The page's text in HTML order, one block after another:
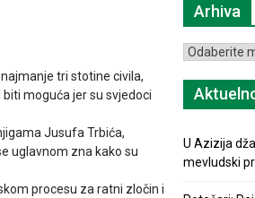
tri stotine civila,
moguća jer su svjedoci
Jusufa Trbića,
uglavnom zna kako su
procesu za ratni zločin i
Arhiva
Arhiva
U Azizija
mevludski